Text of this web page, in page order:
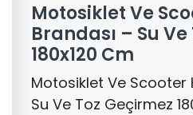
Motosiklet Ve
Brandası – Su
180x120 Cm
Motosiklet Ve Scooter
Su Ve Toz Geçirmez